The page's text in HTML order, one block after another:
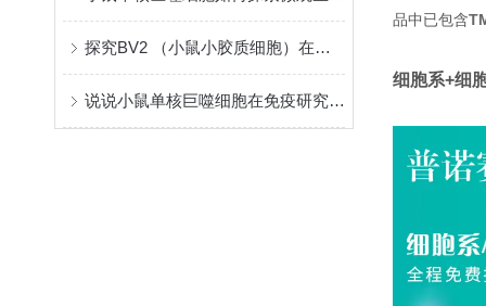
探究BV2 （小鼠小胶质细胞）在中枢神经系统中的作用
说说小鼠单核巨噬细胞在免疫研究中的价值
品中已包含
细胞系+细